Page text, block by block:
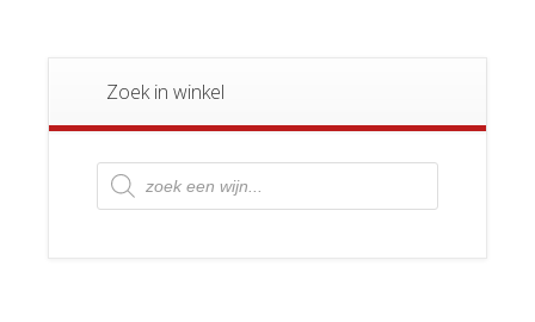
Zoek in winkel
Producten
zoeken